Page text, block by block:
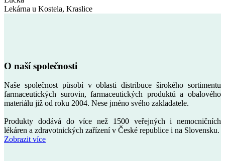
Lekárna u Kostela, Kraslice
O naší společnosti
Naše společnost působí v oblasti distribuce širokého sortimentu
farmaceutických surovin, farmaceutických produktů a obalového
materiálu již od roku 2004. Nese jméno svého zakladatele.
Produkty dodává do více než 1500 veřejných i nemocničních
lékáren a zdravotnických zařízení v České republice i na Slovensku.
Zobrazit více